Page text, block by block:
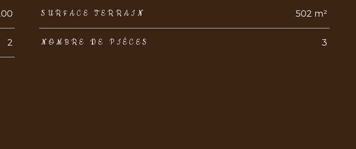
SURFACE TERRAIN 502 m²
2 NOMBRE DE PIÈCES 3